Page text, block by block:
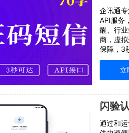
企讯通
API服务
醒、行
商，虚
保障，3
保障，设
服务三
三大运营
信级运
立
闪验
通过和